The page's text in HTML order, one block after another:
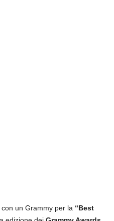
un Grammy per la “Best